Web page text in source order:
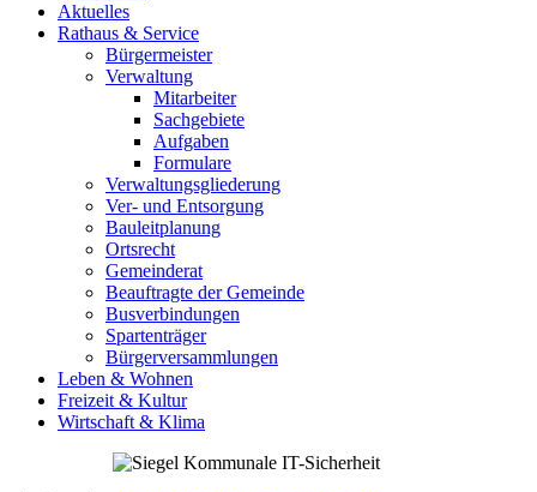
Aktuelles
Rathaus & Service
Bürgermeister
Verwaltung
Mitarbeiter
Sachgebiete
Aufgaben
Formulare
Verwaltungsgliederung
Ver- und Entsorgung
Bauleitplanung
Ortsrecht
Gemeinderat
Beauftragte der Gemeinde
Busverbindungen
Spartenträger
Bürgerversammlungen
Leben & Wohnen
Freizeit & Kultur
Wirtschaft & Klima